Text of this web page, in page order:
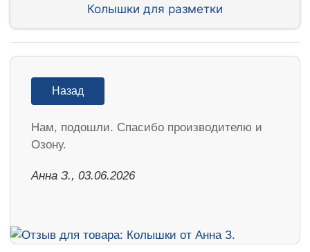
Колышки для разметки
Назад
Нам, подошли. Спасибо производителю и
Озону.
Анна З., 03.06.2026